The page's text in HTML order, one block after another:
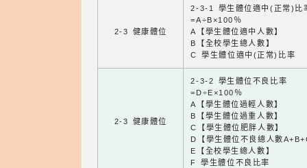
2-3 健康體位
2-3-1 學生體位適中(正常)比
=A÷B×100％
A【學生體位適中人數】
B【全校學生總人數】
C 學生體位適中(正常)比率
2-3 健康體位
2-3-2 學生體位不良比率
=D÷E×100％
A【學生體位過輕人數】
B【學生體位過重人數】
C【學生體位肥胖人數】
D【學生體位不良總人數
E【全校學生總人數】
F 學生體位不良比率